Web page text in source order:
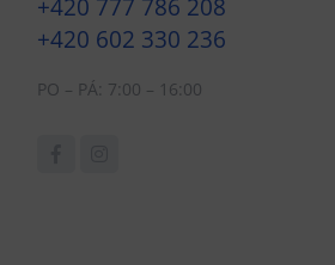
+420 777 786 208
+420 602 330 236
PO – PÁ: 7:00 – 16:00